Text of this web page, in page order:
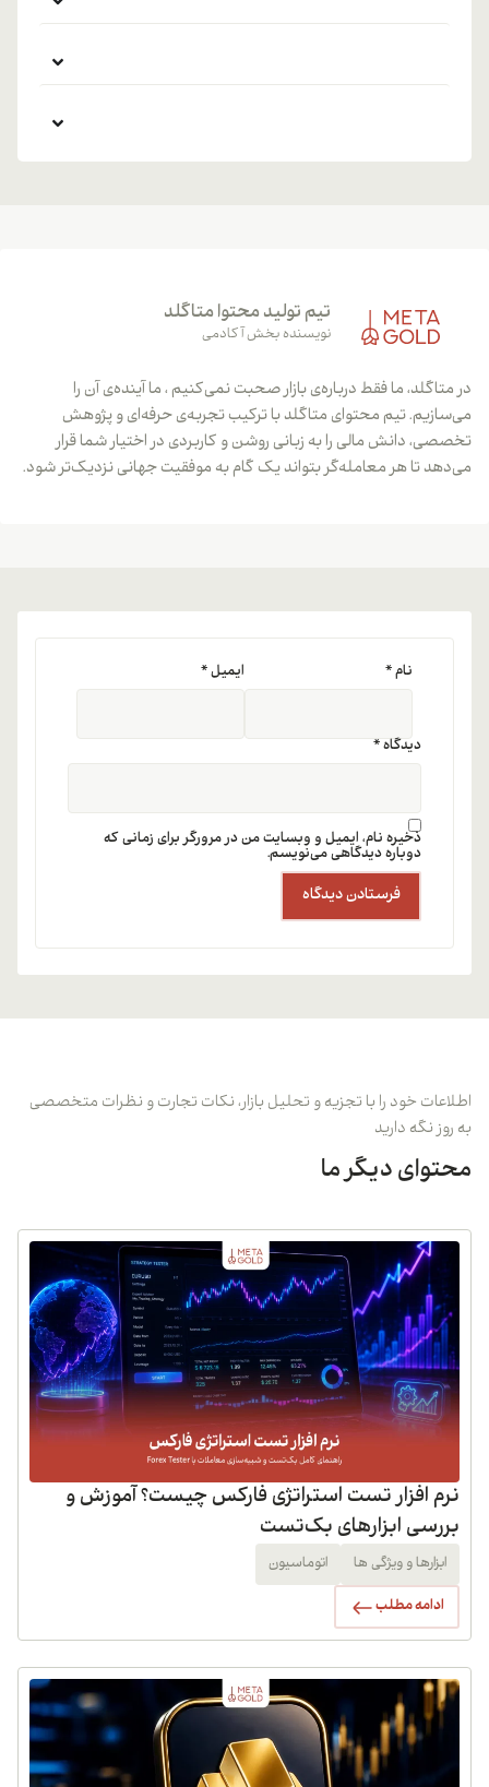
تیم تولید محتوا متاگلد
نویسنده بخش آکادمی
در متاگلد، ما فقط درباره‌ی بازار صحبت نمی‌کنیم ، ما آینده‌ی آن را
می‌سازیم. تیم محتوای متاگلد با ترکیب تجربه‌ی حرفه‌ای و پژوهش
تخصصی، دانش مالی را به زبانی روشن و کاربردی در اختیار شما قرار
می‌دهد تا هر معامله‌گر بتواند یک گام به موفقیت جهانی نزدیک‌تر شود.
دیدگاه*
نام* ایمیل*
ذخیره نام، ایمیل و وبسایت من در مرورگر برای زمانی که
دوباره دیدگاهی می‌نویسم.
اطلاعات خود را با تجزیه و تحلیل بازار، نکات تجارت و نظرات متخصصی
به روز نگه دارید
محتوای دیگر ما
نرم افزار تست استراتژی فارکس چیست؟ آموزش و
بررسی ابزارهای بک‌تست
ابزارها و ویژگی ها اتوماسیون
ادامه مطلب